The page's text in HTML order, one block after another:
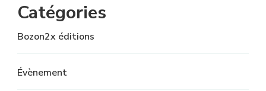
Catégories
Bozon2x éditions
Évènement